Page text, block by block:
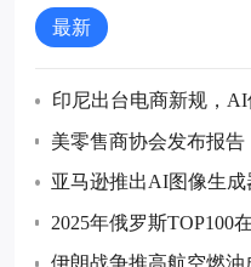
最新
印尼出台电商新规，
美零售商协会发布报告
计7月后货量回落
亚马逊推出AI图像生
购物搜索范围
2025年俄罗斯TOP100
s和Ozon继续领跑